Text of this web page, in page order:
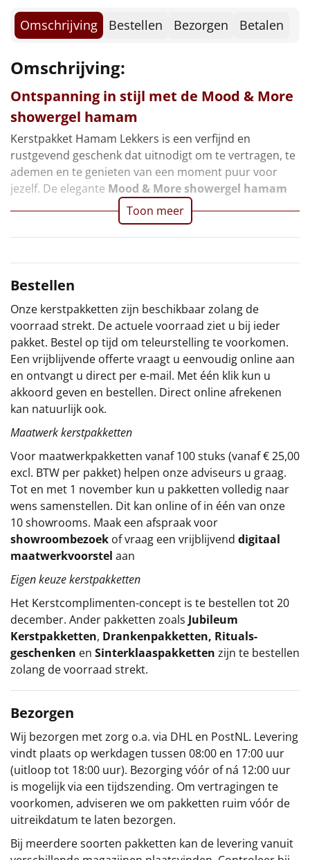
Noodradio NIEUW
Deken (fleece plaid)
Alle artikelen
Overige
Ideeën
Personeel
Sinterklaaspakketten
Particulier
Kerstgeschenken 2026
Relatiegeschenken
Cadeaubon
Per stuk
Alle overige
Omschrijving Bestellen Bezorgen Betalen
Omschrijving:
Ontspanning in stijl met de Mood & More
showergel hamam
Kerstpakket Hamam Lekkers is een verfijnd en
rustgevend geschenk dat uitnodigt om te vertragen, te
ademen en te genieten van een moment puur voor
jezelf. De elegante Mood & More showergel hamam
Toon meer
Bestellen
Onze kerstpakketten zijn beschikbaar zolang de
voorraad strekt. De actuele voorraad ziet u bij ieder
pakket. Bestel op tijd om teleurstelling te voorkomen.
Een vrijblijvende offerte vraagt u eenvoudig online aan
en ontvangt u direct per e-mail. Met één klik kun u
akkoord geven en bestellen. Direct online afrekenen
kan natuurlijk ook.
Maatwerk kerstpakketten
Voor maatwerkpakketten vanaf 100 stuks (vanaf € 25,00
excl. BTW per pakket) helpen onze adviseurs u graag.
Tot en met 1 november kun u pakketten volledig naar
wens samenstellen. Dit kan online of in één van onze
10 showrooms. Maak een afspraak voor
showroombezoek of vraag een vrijblijvend digitaal
maatwerkvoorstel aan
Eigen keuze kerstpakketten
Het Kerstcomplimenten-concept is te bestellen tot 20
december. Ander pakketten zoals Jubileum
Kerstpakketten, Drankenpakketten, Rituals-
geschenken en Sinterklaaspakketten zijn te bestellen
zolang de voorraad strekt.
Bezorgen
Wij bezorgen met zorg o.a. via DHL en PostNL. Levering
vindt plaats op werkdagen tussen 08:00 en 17:00 uur
(uitloop tot 18:00 uur). Bezorging vóór of ná 12:00 uur
is mogelijk via een tijdszending. Om vertragingen te
voorkomen, adviseren we om pakketten ruim vóór de
uitreikdatum te laten bezorgen.
Bij meerdere soorten pakketten kan de levering vanuit